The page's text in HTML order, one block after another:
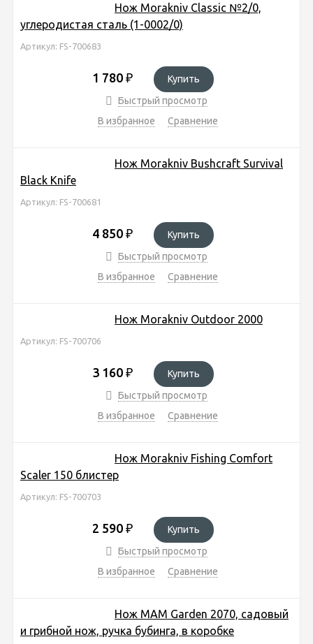
Нож Morakniv Classic №2/0,
углеродистая сталь (1-0002/0)
Артикул: FS-700683
1 780 ₽
Купить
Быстрый просмотр
В избранное
Сравнение
Нож Morakniv Bushcraft Survival
Black Knife
Артикул: FS-700681
4 850 ₽
Купить
Быстрый просмотр
В избранное
Сравнение
Нож Morakniv Outdoor 2000
Артикул: FS-700706
3 160 ₽
Купить
Быстрый просмотр
В избранное
Сравнение
Нож Morakniv Fishing Comfort
Scaler 150 блистер
Артикул: FS-700703
2 590 ₽
Купить
Быстрый просмотр
В избранное
Сравнение
Нож MAM Garden 2070, садовый
и грибной нож, ручка бубинга, в коробке